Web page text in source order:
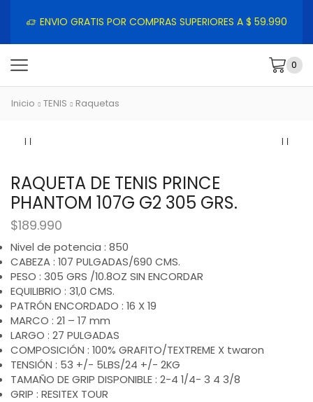
ENVIO GRATIS POR COMPRAS SUPERIORES A $ 59.990
0
Inicio TENIS Raquetas
RAQUETA DE TENIS PRINCE
PHANTOM 107G G2 305 GRS.
$189.990
Nivel de potencia : 850
CABEZA : 107 PULGADAS/690 CMS.
PESO : 305 GRS /10.8OZ SIN ENCORDAR
EQUILIBRIO : 31,0 CMS.
PATRÓN ENCORDADO : 16 X 19
MARCO : 21 – 17 mm
LARGO : 27 PULGADAS
COMPOSICIÓN : 100% GRAFITO/TEXTREME X twaron
TENSIÓN : 53 +/- 5LBS/24 +/- 2KG
TAMAÑO DE GRIP DISPONIBLE : 2-4 1/4- 3 4 3/8
GRIP : RESITEX TOUR